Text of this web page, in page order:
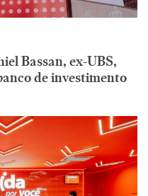
Bassan, ex-UBS,
de investimento